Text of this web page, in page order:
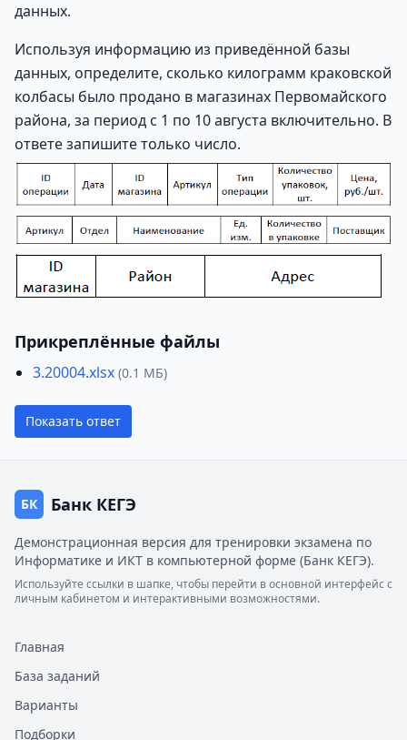
данных.
Используя информацию из приведённой базы
данных, определите, сколько килограмм краковской
колбасы было продано в магазинах Первомайского
района, за период с 1 по 10 августа включительно. В
ответе запишите только число.
Прикреплённые файлы
3.20004.xlsx (0.1 МБ)
Показать ответ
БК Банк КЕГЭ
Демонстрационная версия для тренировки экзамена по
Информатике и ИКТ в компьютерной форме (Банк КЕГЭ).
Используйте ссылки в шапке, чтобы перейти в основной интерфейс с
личным кабинетом и интерактивными возможностями.
Главная
База заданий
Варианты
Подборки